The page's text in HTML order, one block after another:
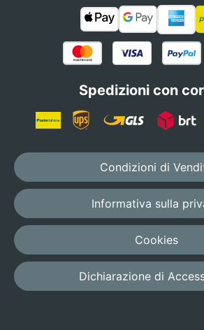
Spedizioni con
Condizioni di
Informativa sulla
Cookies
Dichiarazione di